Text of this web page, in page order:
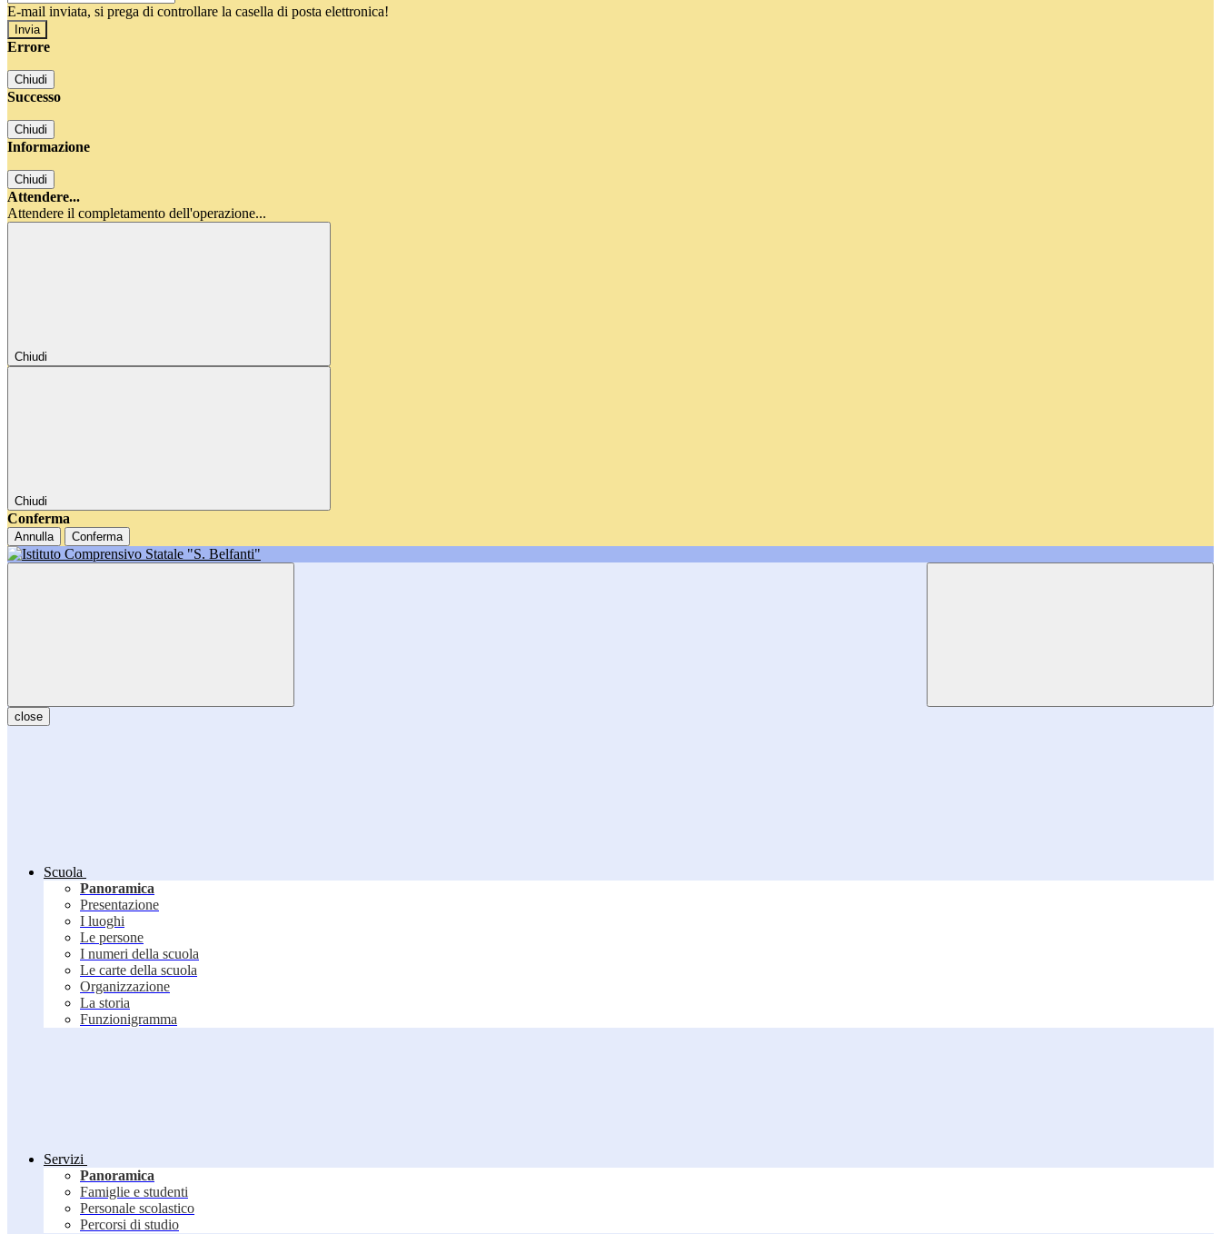
E-mail inviata, si prega di controllare la casella di posta elettronica!
Errore
Chiudi
Successo
Chiudi
Informazione
Chiudi
Attendere...
Attendere il completamento dell'operazione...
Chiudi
Chiudi
Conferma
Annulla Conferma
close
Scuola
Panoramica
Presentazione
I luoghi
Le persone
I numeri della scuola
Le carte della scuola
Organizzazione
La storia
Funzionigramma
Servizi
Panoramica
Famiglie e studenti
Personale scolastico
Percorsi di studio